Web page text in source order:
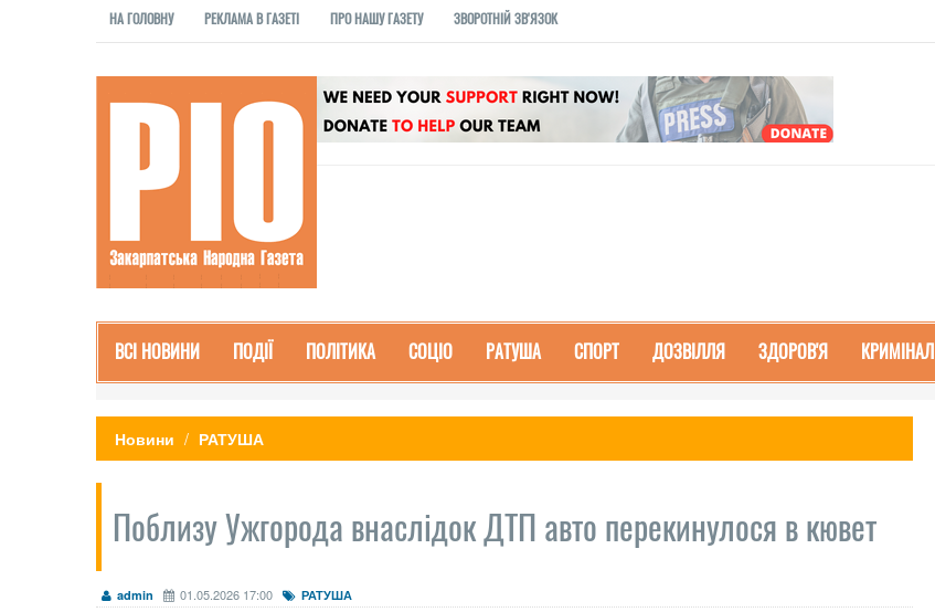
НА ГОЛОВНУ РЕКЛАМА В ГАЗЕТІ ПРО НАШУ ГАЗЕТУ ЗВОРОТНІЙ ЗВ'ЯЗОК
ВСІ НОВИНИ ПОДІЇ ПОЛІТИКА СОЦІО РАТУША СПОРТ ДОЗВІЛЛЯ ЗДОРОВ'Я КРИМІНАЛ
Новини РАТУША
Поблизу Ужгорода внаслідок ДТП авто перекинулося в кювет
admin 01.05.2026 17:00 РАТУША